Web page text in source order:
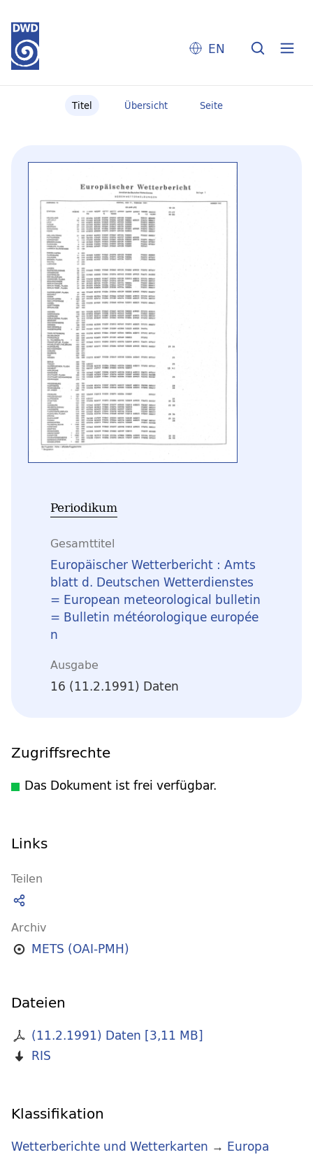
EN
Titel Übersicht Seite
Periodikum
Gesamttitel
Europäischer Wetterbericht : Amts
blatt d. Deutschen Wetterdienstes
= European meteorological bulletin
= Bulletin météorologique europée
n
Ausgabe
16 (11.2.1991) Daten
Zugriffsrechte
Das Dokument ist frei verfügbar.
Links
Teilen
Archiv
METS (OAI-PMH)
Dateien
(11.2.1991) Daten [3,11 MB]
RIS
Klassifikation
Wetterberichte und Wetterkarten → Europa